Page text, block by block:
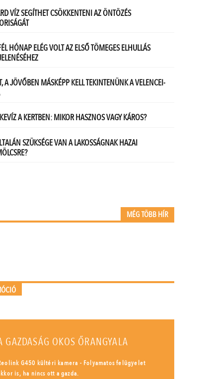
MÉG TÖBB HÍR
GAZDASÁG OKOS ŐRANGYALA
G450 kültéri kamera - Folyamatos felügyelet
is, ha nincs ott a gazda.